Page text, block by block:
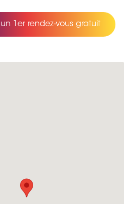
1er rendez-vous gratuit